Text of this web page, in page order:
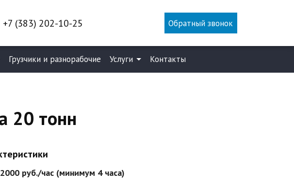
+7 (383) 202-10-25 Обратный звонок
Грузчики и разнорабочие Услуги Контакты
20 тонн
2000 руб./час (минимум 4 часа)